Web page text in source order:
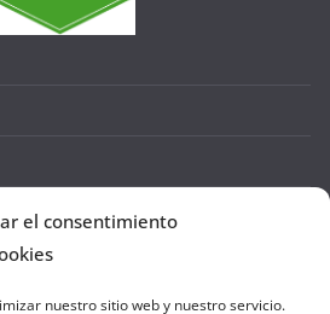
el consentimiento
nuestro sitio web y nuestro servicio.